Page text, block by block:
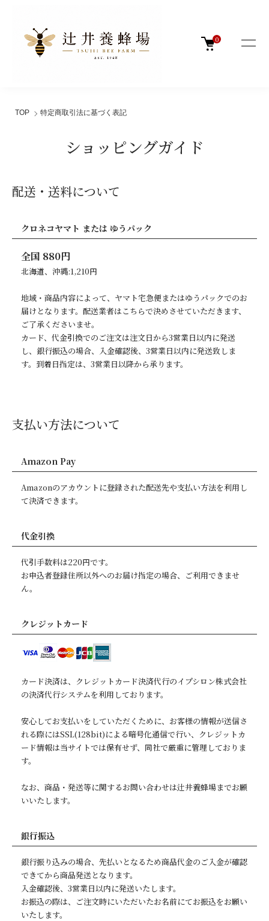
0
TOP 特定商取引法に基づく表記
ショッピングガイド
配送・送料について
クロネコヤマト または ゆうパック
全国 880円
北海道、沖縄:1,210円
地域・商品内容によって、ヤマト宅急便またはゆうパックでのお
届けとなります。配送業者はこちらで決めさせていただきます、
ご了承くださいませ。
カード、代金引換でのご注文は注文日から3営業日以内に発送
し、銀行振込の場合、入金確認後、3営業日以内に発送致しま
す。到着日指定は、3営業日以降から承ります。
支払い方法について
Amazon Pay
Amazonのアカウントに登録された配送先や支払い方法を利用し
て決済できます。
代金引換
代引手数料は220円です。
お申込者登録住所以外へのお届け指定の場合、ご利用できませ
ん。
クレジットカード
カード決済は、クレジットカード決済代行のイプシロン株式会社
の決済代行システムを利用しております。
安心してお支払いをしていただくために、お客様の情報が送信さ
れる際にはSSL(128bit)による暗号化通信で行い、クレジットカ
ード情報は当サイトでは保有せず、同社で厳重に管理しておりま
す。
なお、商品・発送等に関するお問い合わせは辻井養蜂場までお願
いいたします。
銀行振込
銀行振り込みの場合、先払いとなるため商品代金のご入金が確認
できてから商品発送となります。
入金確認後、3営業日以内に発送いたします。
お振込の際は、ご注文時にいただいたお名前にてお振込をお願い
いたします。